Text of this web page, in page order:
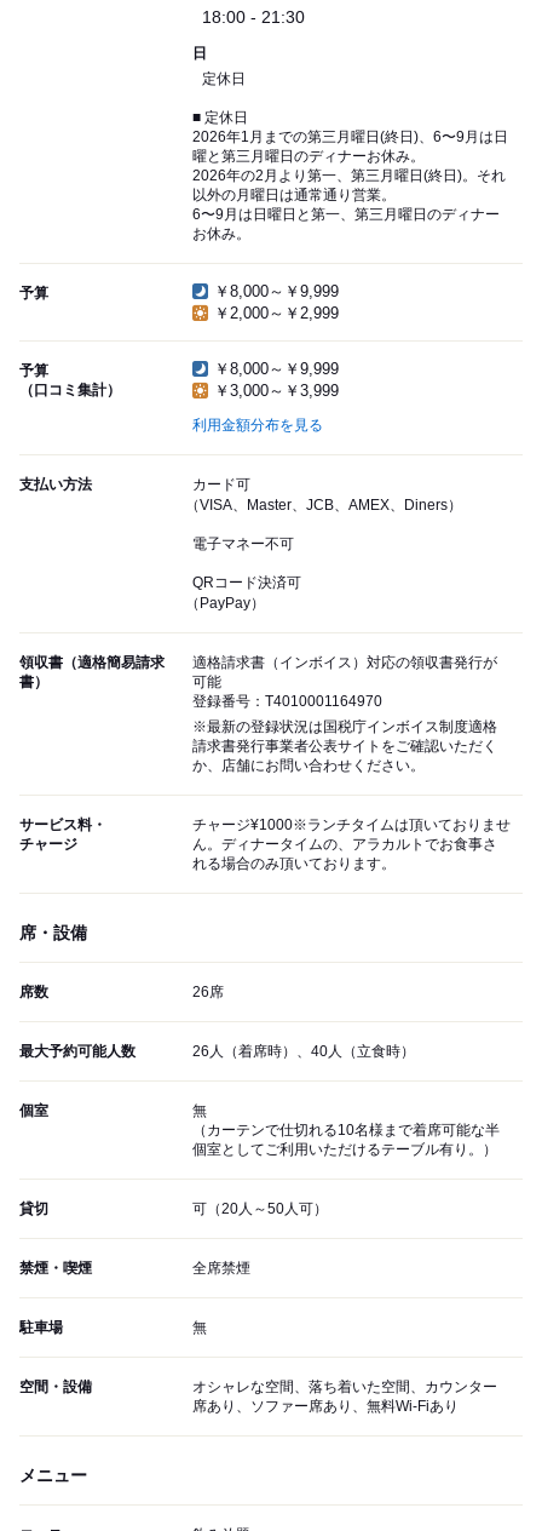
18:00 - 21:30
日
定休日
■ 定休日
2026年1月までの第三月曜日(終日)、6〜9月は日
曜と第三月曜日のディナーお休み。
2026年の2月より第一、第三月曜日(終日)。それ
以外の月曜日は通常通り営業。
6〜9月は日曜日と第一、第三月曜日のディナー
お休み。
予算
￥8,000～￥9,999
￥2,000～￥2,999
予算
（口コミ集計）
￥8,000～￥9,999
￥3,000～￥3,999
利用金額分布を見る
支払い方法
カード可
（VISA、Master、JCB、AMEX、Diners）
電子マネー不可
QRコード決済可
（PayPay）
領収書（適格簡易請求
書）
適格請求書（インボイス）対応の領収書発行が
可能
登録番号：T4010001164970
※最新の登録状況は国税庁インボイス制度適格
請求書発行事業者公表サイトをご確認いただく
か、店舗にお問い合わせください。
サービス料・
チャージ
チャージ¥1000※ランチタイムは頂いておりませ
ん。ディナータイムの、アラカルトでお食事さ
れる場合のみ頂いております。
席・設備
席数 26席
最大予約可能人数 26人（着席時）、40人（立食時）
個室
無
（カーテンで仕切れる10名様まで着席可能な半
個室としてご利用いただけるテーブル有り。）
貸切 可（20人～50人可）
禁煙・喫煙 全席禁煙
駐車場 無
空間・設備
オシャレな空間、落ち着いた空間、カウンター
席あり、ソファー席あり、無料Wi-Fiあり
メニュー